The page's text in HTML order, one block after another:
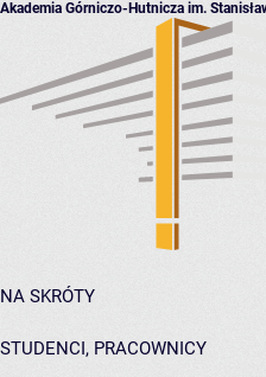
Akademia Górniczo-Hutnicza im.
NA SKRÓTY
STUDENCI, PRACOWNICY